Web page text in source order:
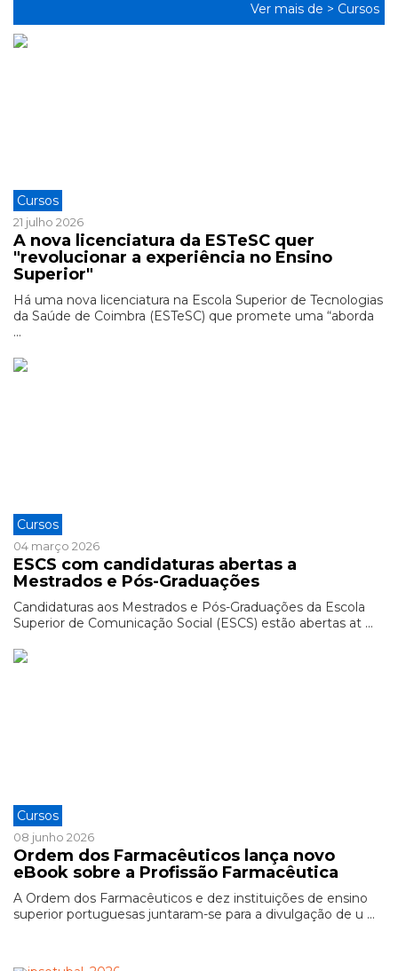
Ver mais de > Cursos
Cursos
21 julho 2026
A nova licenciatura da ESTeSC quer
"revolucionar a experiência no Ensino
Superior"
Há uma nova licenciatura na Escola Superior de Tecnologias
da Saúde de Coimbra (ESTeSC) que promete uma “aborda
...
Cursos
04 março 2026
ESCS com candidaturas abertas a
Mestrados e Pós-Graduações
Candidaturas aos Mestrados e Pós-Graduações da Escola
Superior de Comunicação Social (ESCS) estão abertas at ...
Cursos
08 junho 2026
Ordem dos Farmacêuticos lança novo
eBook sobre a Profissão Farmacêutica
A Ordem dos Farmacêuticos e dez instituições de ensino
superior portuguesas juntaram-se para a divulgação de u ...